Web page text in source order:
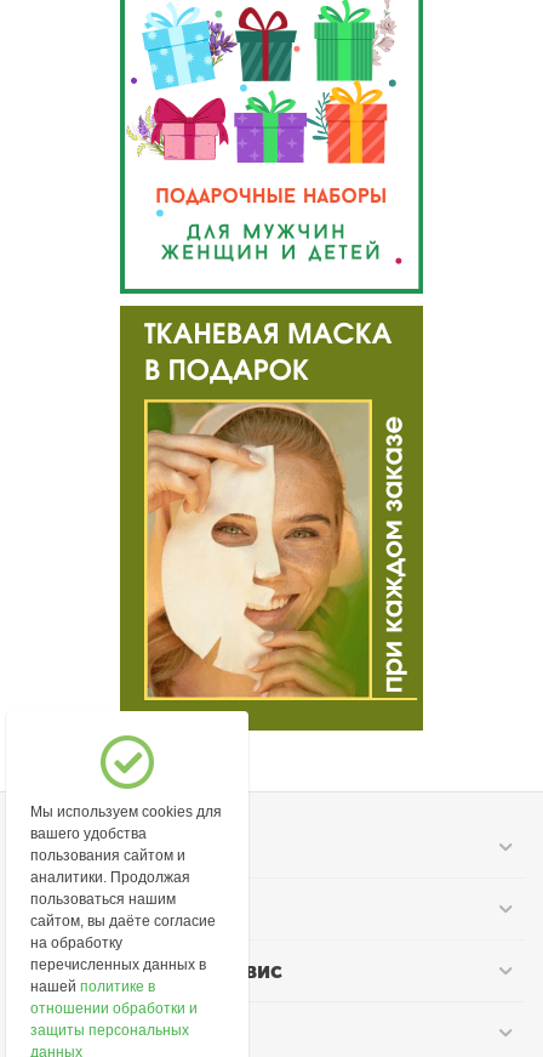
Моя учетная запись
Информация
Покупательский сервис
Контакты
Мы используем cookies для
вашего удобства
пользования сайтом и
аналитики. Продолжая
пользоваться нашим
сайтом, вы даёте согласие
на обработку
перечисленных данных в
нашейполитике в
отношении обработки и
защиты персональных
данных